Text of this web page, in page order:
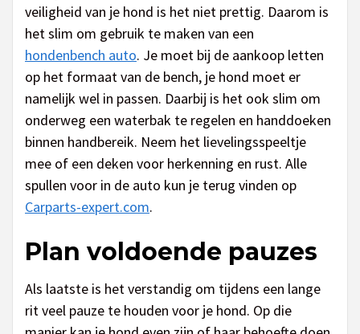
veiligheid van je hond is het niet prettig. Daarom is
het slim om gebruik te maken van een
hondenbench auto. Je moet bij de aankoop letten
op het formaat van de bench, je hond moet er
namelijk wel in passen. Daarbij is het ook slim om
onderweg een waterbak te regelen en handdoeken
binnen handbereik. Neem het lievelingsspeeltje
mee of een deken voor herkenning en rust. Alle
spullen voor in de auto kun je terug vinden op
Carparts-expert.com.
Plan voldoende pauzes
Als laatste is het verstandig om tijdens een lange
rit veel pauze te houden voor je hond. Op die